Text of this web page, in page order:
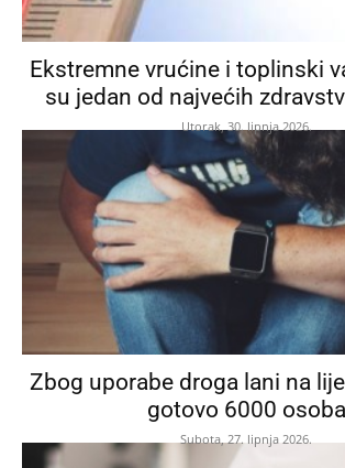
Ekstremne vrućine i toplinski
su jedan od najvećih
Utorak, 30. lipnja 2026.
Zbog uporabe droga lani na
gotovo 6000 osoba
Subota, 27. lipnja 2026.